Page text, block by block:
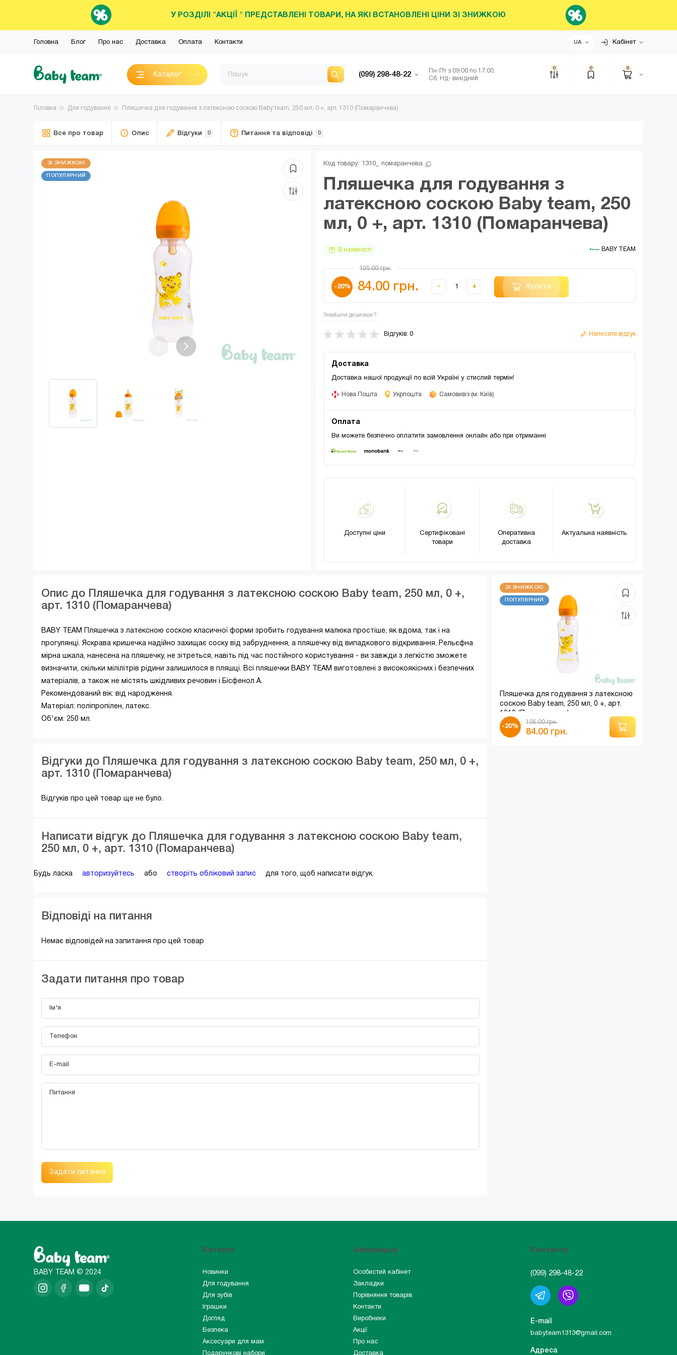
У РОЗДІЛІ "АКЦІЇ " ПРЕДСТАВЛЕНІ ТОВАРИ, НА ЯКІ ВСТАНОВЛЕНІ ЦІНИ ЗІ ЗНИЖКОЮ
Головна Блог Про нас Доставка Оплата Контакти UA Кабінет
Каталог (099) 298-48-22
Пн-Пт з 09:00 по 17:00,
Сб, Нд- вихідний
0 0 0
Головна Для годування Пляшечка для годування з латексною соскою Baby team, 250 мл, 0 +, арт. 1310 (Помаранчева)
Все про товар Опис Відгуки 0 Питання та відповіді 0
ЗІ ЗНИЖКОЮ
ПОПУЛЯРНИЙ
Код товару: 1310_ помаранчева
Пляшечка для годування з
латексною соскою Baby team, 250
мл, 0 +, арт. 1310 (Помаранчева)
В наявності BABY TEAM
-20%
105.00 грн.
84.00 грн. - + Купити
Знайшли дешевше?
Відгуків: 0 Написати відгук
Доставка
Доставка нашої продукції по всій Україні у стислий термін!
Нова Пошта Укрпошта Самовивіз (м. Київ)
Оплата
Ви можете безпечно оплатити замовлення онлайн або при отриманні
Доступні ціни
Сертифіковані
товари
Оперативна
доставка
Актуальна наявність
Опис до Пляшечка для годування з латексною соскою Baby team, 250 мл, 0 +,
арт. 1310 (Помаранчева)
BABY TEAM Пляшечка з латексною соскою класичної форми зробить годування малюка простіше, як вдома, так і на
прогулянці. Яскрава кришечка надійно захищає соску від забруднення, а пляшечку від випадкового відкривання. Рельєфна
мірна шкала, нанесена на пляшечку, не зітреться, навіть під час постійного користування - ви завжди з легкістю зможете
визначити, скільки мілілітрів рідини залишилося в пляшці. Всі пляшечки BABY TEAM виготовлені з високоякісних і безпечних
матеріалів, а також не містять шкідливих речовин і Бісфенол А.
Рекомендований вік: від народження.
Матеріал: поліпропілен, латекс.
Об'єм: 250 мл.
Відгуки до Пляшечка для годування з латексною соскою Baby team, 250 мл, 0 +,
арт. 1310 (Помаранчева)
Відгуків про цей товар ще не було.
Написати відгук до Пляшечка для годування з латексною соскою Baby team,
250 мл, 0 +, арт. 1310 (Помаранчева)
Будь ласка авторизуйтесь або створіть обліковий запис для того, щоб написати відгук.
Відповіді на питання
Немає відповідей на запитання про цей товар
Задати питання про товар
Задати питання
ЗІ ЗНИЖКОЮ
ПОПУЛЯРНИЙ
Пляшечка для годування з латексною
соскою Baby team, 250 мл, 0 +, арт.
1310 (Помаранчева)
-20%
105.00 грн.
84.00 грн.
BABY TEAM © 2024
Каталог
Новинки
Для годування
Для зубів
Іграшки
Догляд
Безпека
Аксесуари для мам
Подарункові набори
Інформація
Особистий кабінет
Закладки
Порівняння товарів
Контакти
Виробники
Акції
Про нас
Доставка
Контакти
(099) 298-48-22
E-mail
babyteam1313@gmail.com
Адреса